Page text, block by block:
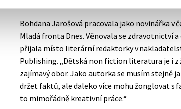
Bohdana Jarošová pracovala jako novinářka v
Mladá fronta Dnes. Věnovala se zdravotnictví a
přijala místo literární redaktorky v
Publishing. „Dětská non fiction literatura je i
zajímavý obor. Jako autorka se musím stejně
držet faktů, ale daleko více mohu žonglovat s
to mimořádně kreativní práce.“